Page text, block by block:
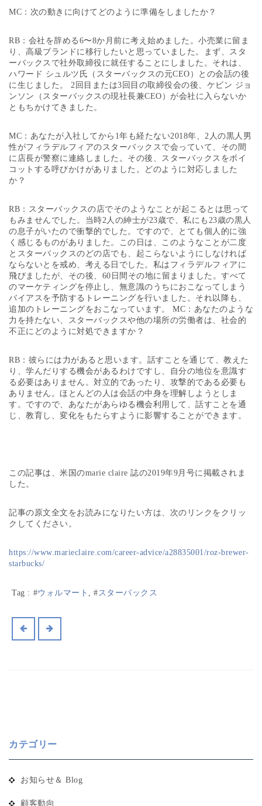
MC：次の動きに向けてどのように準備をしましたか？
RB：会社を辞める6〜8か月前に考え始めました。小売業に留ま
り、高級ブランドに移行したいと思っていました。まず、スタ
ーバックスで社外取締役に就任することにしました。それは、
ハワード シュルツ氏（スターバックスの元CEO）との会話の後
に生じました。 2回目または3回目の取締役会の後、ケビン ジョ
ンソン（スターバックスの現社長兼CEO）が会社に入らないか
ともちかけてきました。
MC：あなたが入社してから1年も経たない2018年、2人の黒人男
性がフィラデルフィアのスターバックスで会っていて、その間
に店長が警察に連絡しました。その後、スターバックスをボイ
コットする呼びかけがありました。どのように対応しました
か？
RB：スターバックスの店でそのようなことが起こるとは思って
もみませんでした。当時2人の紳士が23歳で、私にも23歳の黒人
の息子がいたので衝撃的でした。ですので、とても個人的に強
く感じるものがありました。この日は、このようなことが二度
とスターバックスのどの店でも、起こらないようにしなければ
ならないとを戒め、考える日でした。私はフィラデルフィアに
飛びましたが、その後、60日間その地に留まりました。すべて
のマーケティングを停止し、無意識のうちにおこなってしまう
バイアスを予防するトレーニングを行いました。それ以降も、
追加のトレーニングをおこなっています。 MC：あなたのような
力を持たない、スターバックスや他の場所の労働者は、社会的
不正にどのように対処できますか？
RB：彼らには力があると思います。話すことを通じて、教えた
り、学んだりする機会があるわけですし、自分の地位を意識す
る必要はありません。対立的であったり、攻撃的である必要も
ありません。ほとんどの人は会話の中身を理解しようとしま
す。ですので、あなたがあらゆる機会利用して、話すことを通
じ、教育し、変化をもたらすように影響することができます。
この記事は、米国のmarie claire 誌の2019年9月号に掲載されま
した。
記事の原文全文をお読みになりたい方は、次のリンクをクリッ
クしてください。
https://www.marieclaire.com/career-advice/a28835001/roz-brewer-
starbucks/
Tag : #ウォルマート , # スターバックス
カテゴリー
お知らせ＆ Blog
顧客動向